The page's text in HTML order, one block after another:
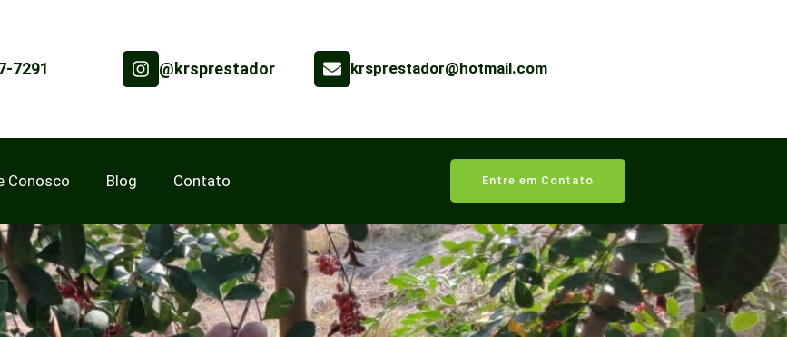
7291 @krsprestador krsprestador@hotmail.com
Conosco Blog Contato Entre em Contato